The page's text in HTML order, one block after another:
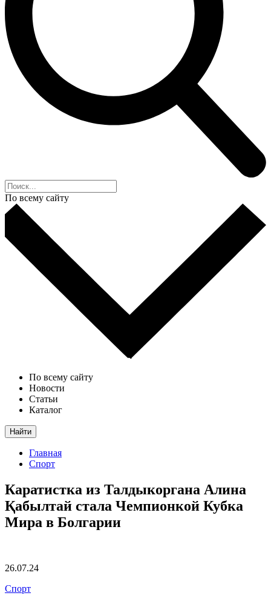
По всему сайту
По всему сайту
Новости
Статьи
Каталог
Найти
Главная
Спорт
Каратистка из Талдыкоргана Алина
Қабылтай стала Чемпионкой Кубка
Мира в Болгарии
26.07.24
Спорт